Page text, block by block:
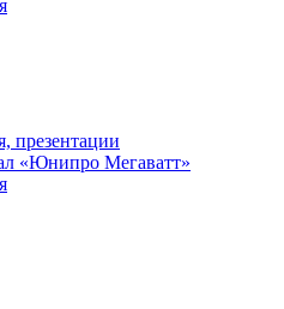
презентации
«Юнипро Мегаватт»